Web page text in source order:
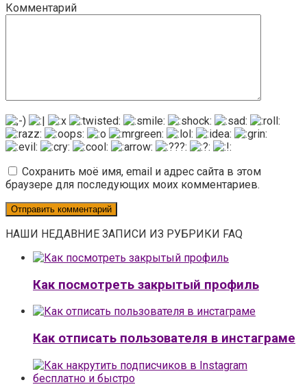
Комментарий
Сохранить моё имя, email и адрес сайта в этом
браузере для последующих моих комментариев.
НАШИ НЕДАВНИЕ ЗАПИСИ ИЗ РУБРИКИ FAQ
Как посмотреть закрытый профиль
Как отписать пользователя в инстаграме